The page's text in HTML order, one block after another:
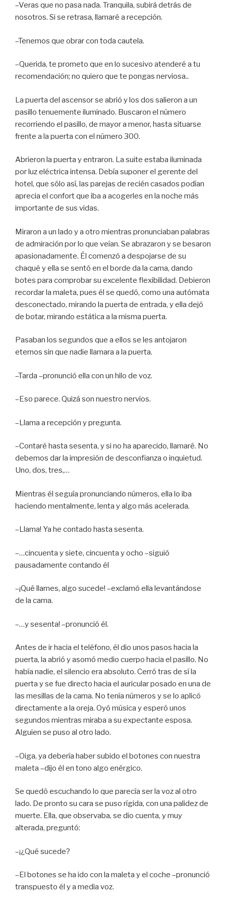
–Veras que no pasa nada. Tranquila, subirá detrás de
nosotros. Si se retrasa, llamaré a recepción.
–Tenemos que obrar con toda cautela.
–Querida, te prometo que en lo sucesivo atenderé a tu
recomendación; no quiero que te pongas nerviosa..
La puerta del ascensor se abrió y los dos salieron a un
pasillo tenuemente iluminado. Buscaron el número
recorriendo el pasillo, de mayor a menor, hasta situarse
frente a la puerta con el número 300.
Abrieron la puerta y entraron. La suite estaba iluminada
por luz eléctrica intensa. Debía suponer el gerente del
hotel, que sólo así, las parejas de recién casados podían
aprecia el confort que iba a acogerles en la noche más
importante de sus vidas.
Miraron a un lado y a otro mientras pronunciaban palabras
de admiración por lo que veían. Se abrazaron y se besaron
apasionadamente. Él comenzó a despojarse de su
chaqué y ella se sentó en el borde da la cama, dando
botes para comprobar su excelente flexibilidad. Debieron
recordar la maleta, pues él se quedó, como una autómata
desconectado, mirando la puerta de entrada, y ella dejó
de botar, mirando estática a la misma puerta.
Pasaban los segundos que a ellos se les antojaron
eternos sin que nadie llamara a la puerta.
–Tarda –pronunció ella con un hilo de voz.
–Eso parece. Quizá son nuestro nervios.
–Llama a recepción y pregunta.
–Contaré hasta sesenta, y si no ha aparecido, llamaré. No
debemos dar la impresión de desconfianza o inquietud.
Uno, dos, tres,…
Mientras él seguía pronunciando números, ella lo iba
haciendo mentalmente, lenta y algo más acelerada.
–Llama! Ya he contado hasta sesenta.
–…cincuenta y siete, cincuenta y ocho –siguió
pausadamente contando él
–¡Qué llames, algo sucede! –exclamó ella levantándose
de la cama.
–…y sesenta! –pronunció él.
Antes de ir hacia el teléfono, él dio unos pasos hacia la
puerta, la abrió y asomó medio cuerpo hacia el pasillo. No
había nadie, el silencio era absoluto. Cerró tras de sí la
puerta y se fue directo hacia el auricular posado en una de
las mesillas de la cama. No tenía números y se lo aplicó
directamente a la oreja. Oyó música y esperó unos
segundos mientras miraba a su expectante esposa.
Alguien se puso al otro lado.
–Oiga, ya debería haber subido el botones con nuestra
maleta –dijo él en tono algo enérgico.
Se quedó escuchando lo que parecía ser la voz al otro
lado. De pronto su cara se puso rígida, con una palidez de
muerte. Ella, que observaba, se dio cuenta, y muy
alterada, preguntó:
–¡¿Qué sucede?
–El botones se ha ido con la maleta y el coche –pronunció
transpuesto él y a media voz.